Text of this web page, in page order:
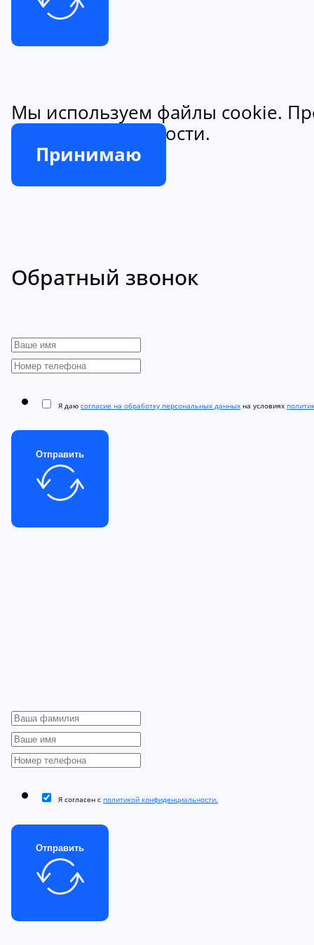
Мы используем файлы cookie.
конфиденциальности.
Принимаю
Обратный звонок
Я даю согласие на обработку персональных данных на условиях
Отправить
Я согласен с политикой конфиденциальности.
Отправить